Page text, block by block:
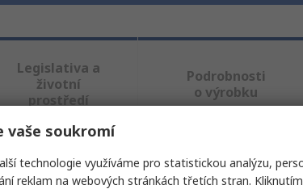
Legislativa a
životní
prostředí
Podrobnosti
o výrobku
produkty.
vaše soukromí
technologie využíváme pro statistickou analýzu,
reklam na webových stránkách třetích stran.